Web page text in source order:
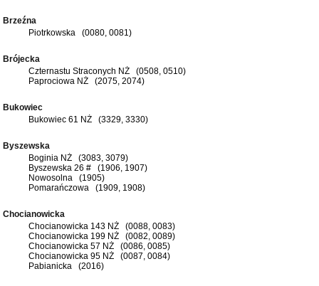
Brzeźna
Piotrkowska (0080, 0081)
Brójecka
Czternastu Straconych NŻ (0508, 0510)
Paprociowa NŻ (2075, 2074)
Bukowiec
Bukowiec 61 NŻ (3329, 3330)
Byszewska
Boginia NŻ (3083, 3079)
Byszewska 26 # (1906, 1907)
Nowosolna (1905)
Pomarańczowa (1909, 1908)
Chocianowicka
Chocianowicka 143 NŻ (0088, 0083)
Chocianowicka 199 NŻ (0082, 0089)
Chocianowicka 57 NŻ (0086, 0085)
Chocianowicka 95 NŻ (0087, 0084)
Pabianicka (2016)